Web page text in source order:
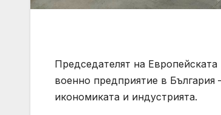
Председателят на
военно предприятие в
икономиката и индустрията.